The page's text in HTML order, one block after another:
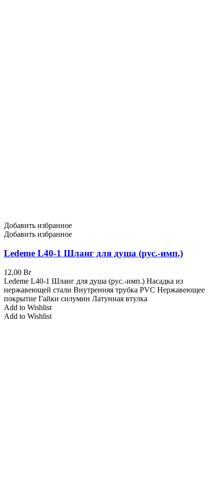
Добавить избранное
Добавить избранное
Ledeme L40-1 Шланг для душа (рус.-имп.)
12,00 Br
Ledeme L40-1 Шланг для душа (рус.-имп.) Насадка из
нержавеющей стали Внутренняя трубка PVC Нержавеющее
покрытие Гайки силумин Латунная втулка
Add to Wishlist
Add to Wishlist